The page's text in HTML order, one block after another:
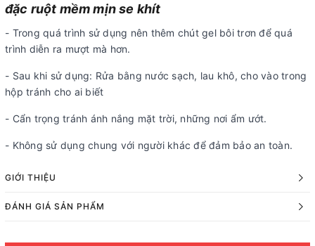
đặc ruột mềm mịn se khít
- Trong quá trình sử dụng nên thêm chút gel bôi trơn để quá
trình diễn ra mượt mà hơn.
- Sau khi sử dụng: Rửa bằng nước sạch, lau khô, cho vào trong
hộp tránh cho ai biết
- Cẩn trọng tránh ánh nắng mặt trời, những nơi ẩm ướt.
- Không sử dụng chung với người khác để đảm bảo an toàn.
GIỚI THIỆU
ĐÁNH GIÁ SẢN PHẨM